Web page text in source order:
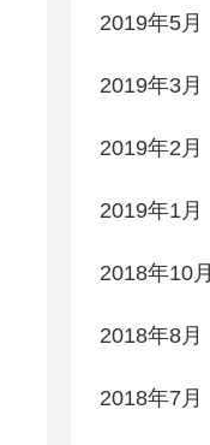
2019年5月
2019年3月
2019年2月
2019年1月
2018年10月
2018年8月
2018年7月